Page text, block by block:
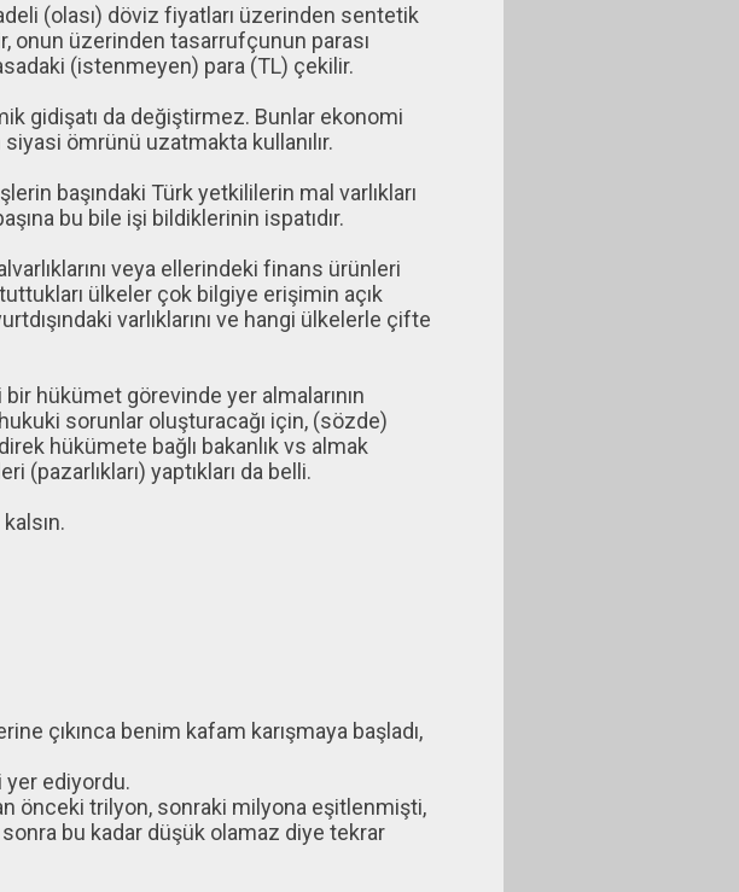
(olası) döviz fiyatları üzerinden sentetik
onun üzerinden tasarrufçunun parası
(istenmeyen) para (TL) çekilir.
gidişatı da değiştirmez. Bunlar ekonomi
ömrünü uzatmakta kullanılır.
başındaki Türk yetkililerin mal varlıkları
bu bile işi bildiklerinin ispatıdır.
veya ellerindeki finans ürünleri
ülkeler çok bilgiye erişimin açık
varlıklarını ve hangi ülkelerle çifte
hükümet görevinde yer almalarının
sorunlar oluşturacağı için, (sözde)
hükümete bağlı bakanlık vs almak
(pazarlıkları) yaptıkları da belli.
çıkınca benim kafam karışmaya başladı,
yer ediyordu.
önceki trilyon, sonraki milyona eşitlenmişti,
bu kadar düşük olamaz diye tekrar